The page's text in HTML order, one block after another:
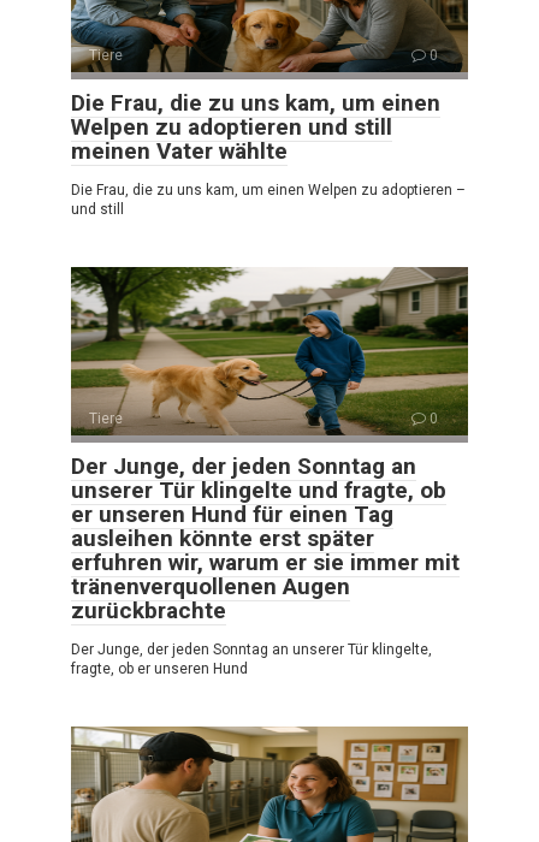
Tiere 0
Die Frau, die zu uns kam, um einen
Welpen zu adoptieren und still
meinen Vater wählte
Die Frau, die zu uns kam, um einen Welpen zu adoptieren –
und still
Tiere 0
Der Junge, der jeden Sonntag an
unserer Tür klingelte und fragte, ob
er unseren Hund für einen Tag
ausleihen könnte erst später
erfuhren wir, warum er sie immer mit
tränenverquollenen Augen
zurückbrachte
Der Junge, der jeden Sonntag an unserer Tür klingelte,
fragte, ob er unseren Hund